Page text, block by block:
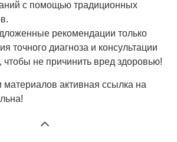
с помощью традиционных
рекомендации только
точного диагноза и консультации
чтобы не причинить вред здоровью!
активная ссылка на